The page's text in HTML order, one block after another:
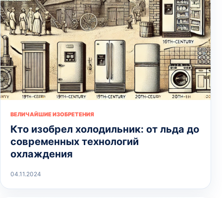
ВЕЛИЧАЙШИЕ ИЗОБРЕТЕНИЯ
Кто изобрел холодильник: от льда до
современных технологий
охлаждения
04.11.2024